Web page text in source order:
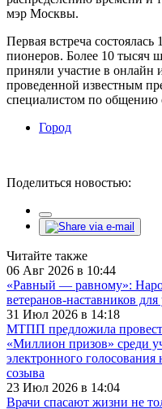
мэр Москвы.
Первая встреча
пионеров. Более 10 тысяч
приняли участие в онлайн
проведенной известным
специалистом по общению
Город
Поделиться новостью:
Читайте также
06 Авг 2026 в 10:44
«Равный — равному»:
ветеранов-наставников
31 Июл 2026 в 14:18
МТПП предложила
«Миллион призов» среди
электронного
созыва
23 Июл 2026 в 14:04
Врачи спасают жизни не